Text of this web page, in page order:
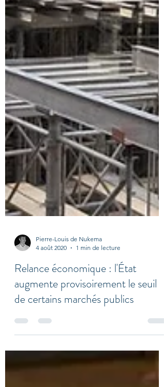
Pierre-Louis de Nukema
1 min de lecture
Relance économique : l'État
augmente provisoirement le seuil
de certains marchés publics